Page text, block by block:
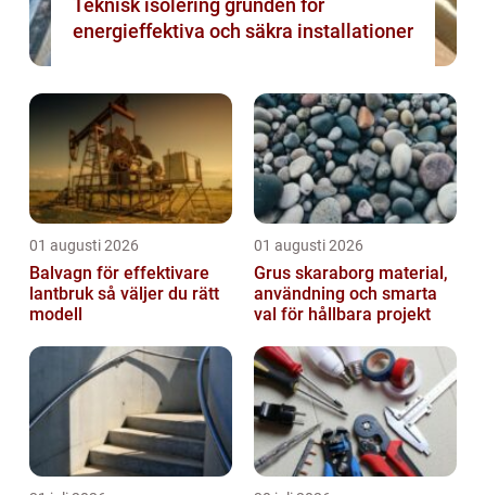
Teknisk isolering grunden för
energieffektiva och säkra installationer
01 augusti 2026
Balvagn för effektivare
lantbruk så väljer du rätt
modell
01 augusti 2026
Grus skaraborg material,
användning och smarta
val för hållbara projekt